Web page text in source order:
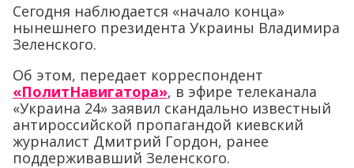
Сегодня наблюдается «начало конца»
нынешнего президента Украины Владимира
Зеленского.
Об этом, передает корреспондент
«ПолитНавигатора», в эфире телеканала
«Украина 24» заявил скандально известный
антироссийской пропагандой киевский
журналист Дмитрий Гордон, ранее
поддерживавший Зеленского.